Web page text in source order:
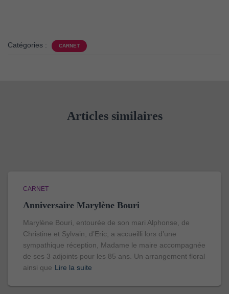
Catégories : CARNET
Articles similaires
CARNET
Anniversaire Marylène Bouri
Marylène Bouri, entourée de son mari Alphonse, de
Christine et Sylvain, d’Eric, a accueilli lors d’une
sympathique réception, Madame le maire accompagnée
de ses 3 adjoints pour les 85 ans. Un arrangement floral
ainsi que Lire la suite